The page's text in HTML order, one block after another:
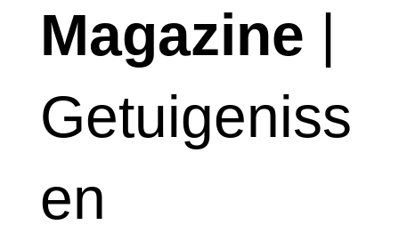
Magazine |
Getuigeniss
en